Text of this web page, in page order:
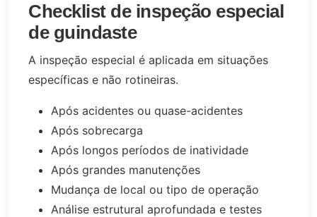
Checklist de inspeção especial
de guindaste
A inspeção especial é aplicada em situações
específicas e não rotineiras.
Após acidentes ou quase-acidentes
Após sobrecarga
Após longos períodos de inatividade
Após grandes manutenções
Mudança de local ou tipo de operação
Análise estrutural aprofundada e testes